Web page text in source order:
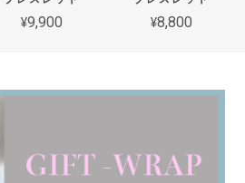
¥9,900 ¥8,800